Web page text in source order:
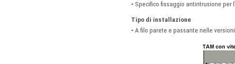
• Specifico fissaggio antintrusione
Tipo di installazione
• A filo parete e passante nelle